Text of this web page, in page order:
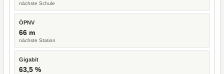
nächste Schule
ÖPNV
66 m
nächste Station
Gigabit
63,5 %